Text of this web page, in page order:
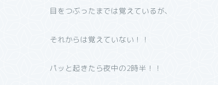
目をつぶったまでは覚えているが、
それからは覚えていない！！
パッと起きたら夜中の2時半！！